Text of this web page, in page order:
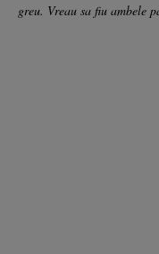
greu. Vreau sa fiu ambele